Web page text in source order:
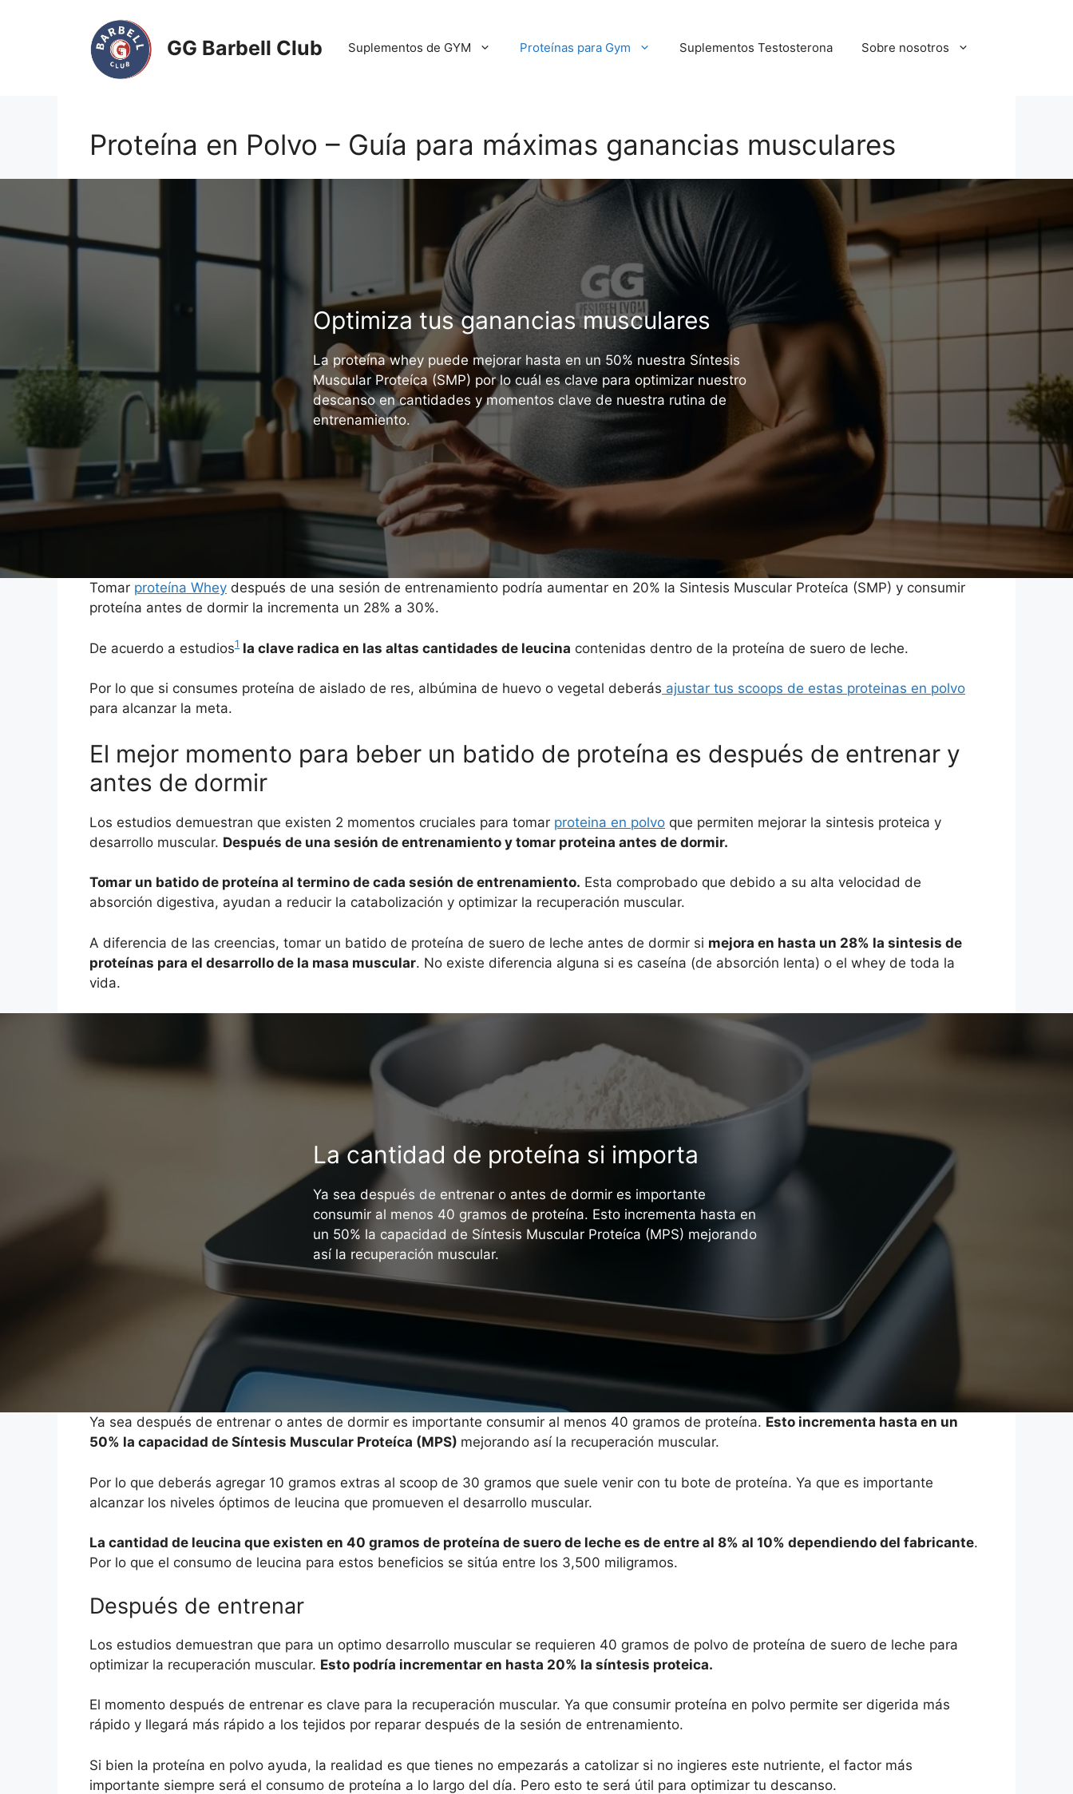
GG Barbell Club Suplementos de GYM Proteínas para Gym Suplementos Testosterona Sobre nosotros
Proteína en Polvo – Guía para máximas ganancias musculares
Optimiza tus ganancias musculares
La proteína whey puede mejorar hasta en un 50% nuestra Síntesis
Muscular Proteíca (SMP) por lo cuál es clave para optimizar nuestro
descanso en cantidades y momentos clave de nuestra rutina de
entrenamiento.
Tomar proteína Whey después de una sesión de entrenamiento podría aumentar en 20% la Sintesis Muscular Proteíca (SMP) y consumir
proteína antes de dormir la incrementa un 28% a 30%.
De acuerdo a estudios1 la clave radica en las altas cantidades de leucina contenidas dentro de la proteína de suero de leche.
Por lo que si consumes proteína de aislado de res, albúmina de huevo o vegetal deberás ajustar tus scoops de estas proteinas en polvo
para alcanzar la meta.
El mejor momento para beber un batido de proteína es después de entrenar y
antes de dormir
Los estudios demuestran que existen 2 momentos cruciales para tomar proteina en polvo que permiten mejorar la sintesis proteica y
desarrollo muscular. Después de una sesión de entrenamiento y tomar proteina antes de dormir.
Tomar un batido de proteína al termino de cada sesión de entrenamiento. Esta comprobado que debido a su alta velocidad de
absorción digestiva, ayudan a reducir la catabolización y optimizar la recuperación muscular.
A diferencia de las creencias, tomar un batido de proteína de suero de leche antes de dormir si mejora en hasta un 28% la sintesis de
proteínas para el desarrollo de la masa muscular. No existe diferencia alguna si es caseína (de absorción lenta) o el whey de toda la
vida.
La cantidad de proteína si importa
Ya sea después de entrenar o antes de dormir es importante
consumir al menos 40 gramos de proteína. Esto incrementa hasta en
un 50% la capacidad de Síntesis Muscular Proteíca (MPS) mejorando
así la recuperación muscular.
Ya sea después de entrenar o antes de dormir es importante consumir al menos 40 gramos de proteína. Esto incrementa hasta en un
50% la capacidad de Síntesis Muscular Proteíca (MPS) mejorando así la recuperación muscular.
Por lo que deberás agregar 10 gramos extras al scoop de 30 gramos que suele venir con tu bote de proteína. Ya que es importante
alcanzar los niveles óptimos de leucina que promueven el desarrollo muscular.
La cantidad de leucina que existen en 40 gramos de proteína de suero de leche es de entre al 8% al 10% dependiendo del fabricante.
Por lo que el consumo de leucina para estos beneficios se sitúa entre los 3,500 miligramos.
Después de entrenar
Los estudios demuestran que para un optimo desarrollo muscular se requieren 40 gramos de polvo de proteína de suero de leche para
optimizar la recuperación muscular. Esto podría incrementar en hasta 20% la síntesis proteica.
El momento después de entrenar es clave para la recuperación muscular. Ya que consumir proteína en polvo permite ser digerida más
rápido y llegará más rápido a los tejidos por reparar después de la sesión de entrenamiento.
Si bien la proteína en polvo ayuda, la realidad es que tienes no empezarás a catolizar si no ingieres este nutriente, el factor más
importante siempre será el consumo de proteína a lo largo del día. Pero esto te será útil para optimizar tu descanso.